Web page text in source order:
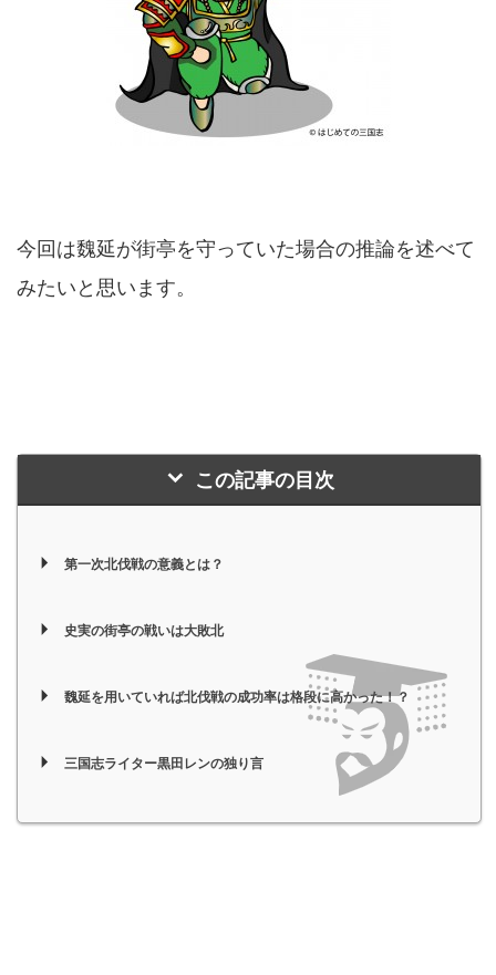
今回は魏延が街亭を守っていた場合の推論を述べて
みたいと思います。
この記事の目次
第一次北伐戦の意義とは？
史実の街亭の戦いは大敗北
魏延を用いていれば北伐戦の成功率は格段に高かった！？
三国志ライター黒田レンの独り言